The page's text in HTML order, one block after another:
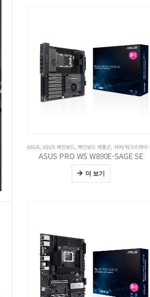
ASUS, ASUS 메인보드, 메인보드 제품군, 서버/워크스테이션 메인보드
ASUS PRO WS W890E-SAGE SE
더 보기